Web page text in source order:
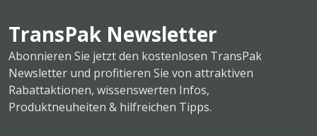
TransPak Newsletter
Abonnieren Sie jetzt den kostenlosen TransPak
Newsletter und profitieren Sie von attraktiven
Rabattaktionen, wissenswerten Infos,
Produktneuheiten & hilfreichen Tipps.